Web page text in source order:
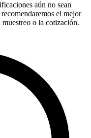
aún no sean
el mejor
o la cotización.